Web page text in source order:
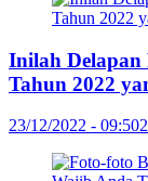
Inilah Delapan
Tahun 2022
23/12/2022 - 09:50